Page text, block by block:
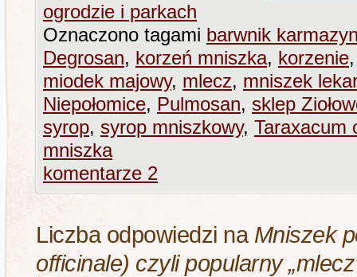
ogrodzie i parkach
Oznaczono tagami barwnik
Degrosan, korzeń mniszka, korzenie
miodek majowy, mlecz, mniszek
Niepołomice, Pulmosan, sklep
syrop, syrop mniszkowy, Taraxacum
mniszka
komentarze 2
Liczba odpowiedzi na Mniszek
officinale) czyli popularny